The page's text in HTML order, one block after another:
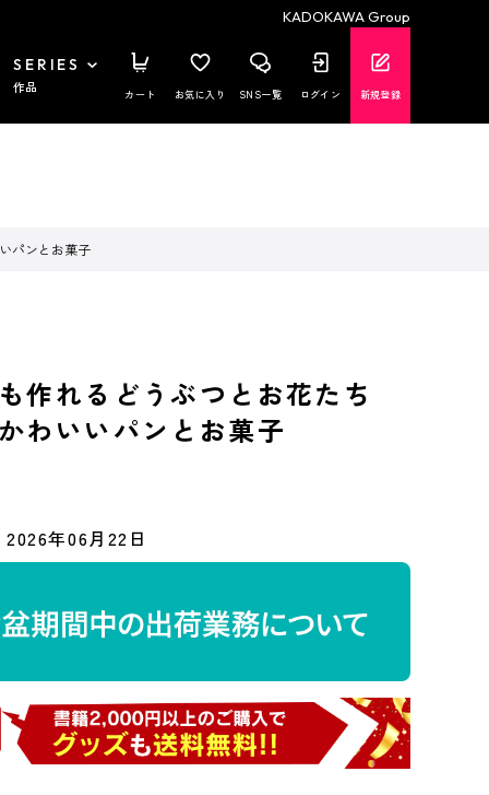
KADOKAWA Group
SERIES
作品 カート お気に入り SNS一覧 ログイン 新規登録
パンとお菓子
作れるどうぶつとお花たち
わいいパンとお菓子
2026年06月22日